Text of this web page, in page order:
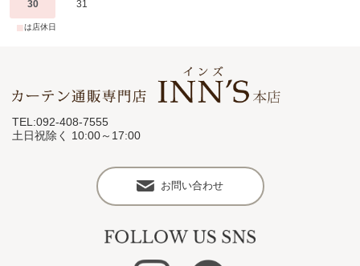
30 31
■は店休日
TEL:092-408-7555
土日祝除く 10:00～17:00
お問い合わせ